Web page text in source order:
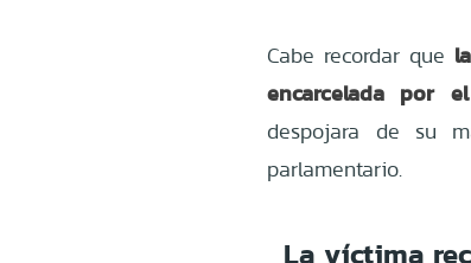
Cabe recordar que
encarcelada por
despojara de su
parlamentario.
La víctima